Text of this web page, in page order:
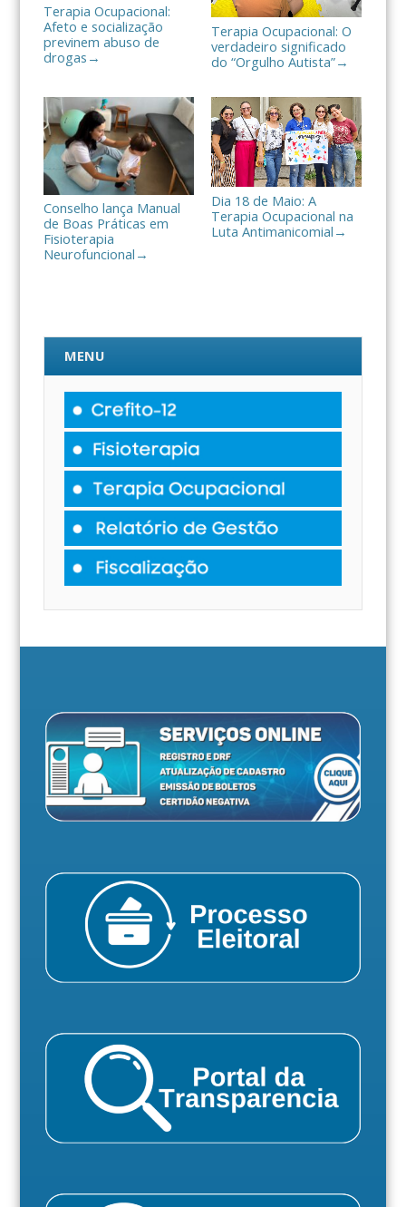
Terapia Ocupacional:
Afeto e socialização
previnem abuso de
drogas →
Terapia Ocupacional: O
verdadeiro significado
do “Orgulho Autista”→
Conselho lança Manual
de Boas Práticas em
Fisioterapia
Neurofuncional →
Dia 18 de Maio: A
Terapia Ocupacional na
Luta Antimanicomial →
MENU